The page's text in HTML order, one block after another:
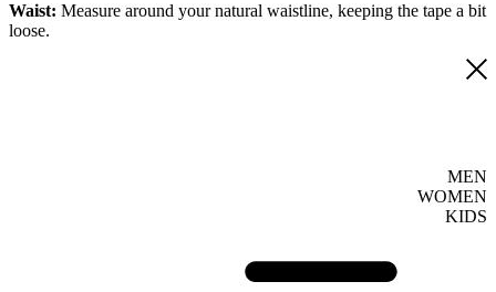
Waist: Measure around your natural waistline, keeping the tape a bit
loose.
MEN
WOMEN
KIDS